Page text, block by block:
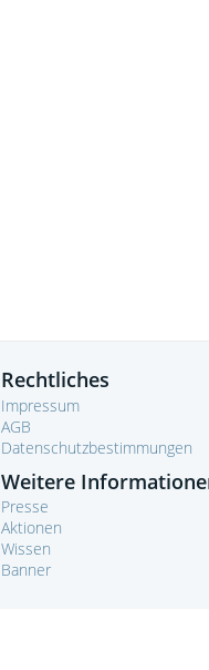
Rechtliches
Impressum
AGB
Datenschutzbestimmungen
Weitere
Presse
Aktionen
Wissen
Banner